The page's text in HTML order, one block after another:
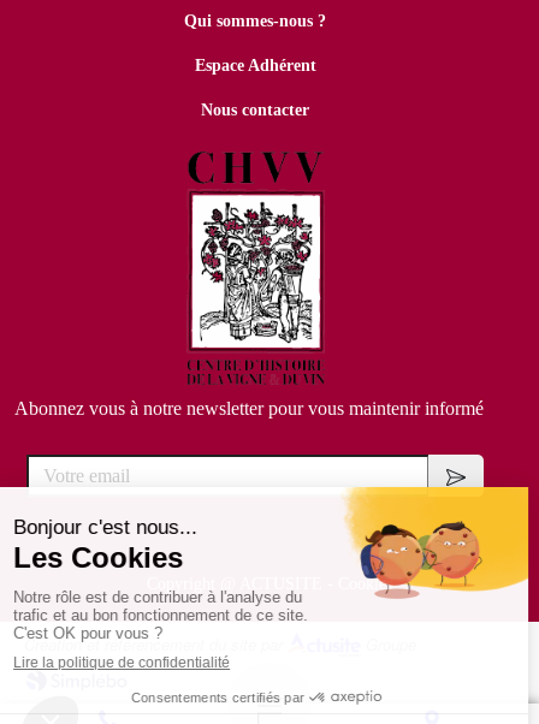
Qui sommes-nous ?
Espace Adhérent
Nous contacter
Abonnez vous à notre newsletter pour vous maintenir informé
Votre email
Cookies
Création et référencement du site par